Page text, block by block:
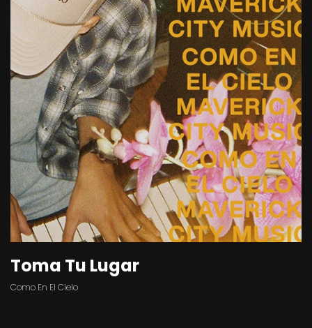
Toma Tu Lugar
Como En El Cielo